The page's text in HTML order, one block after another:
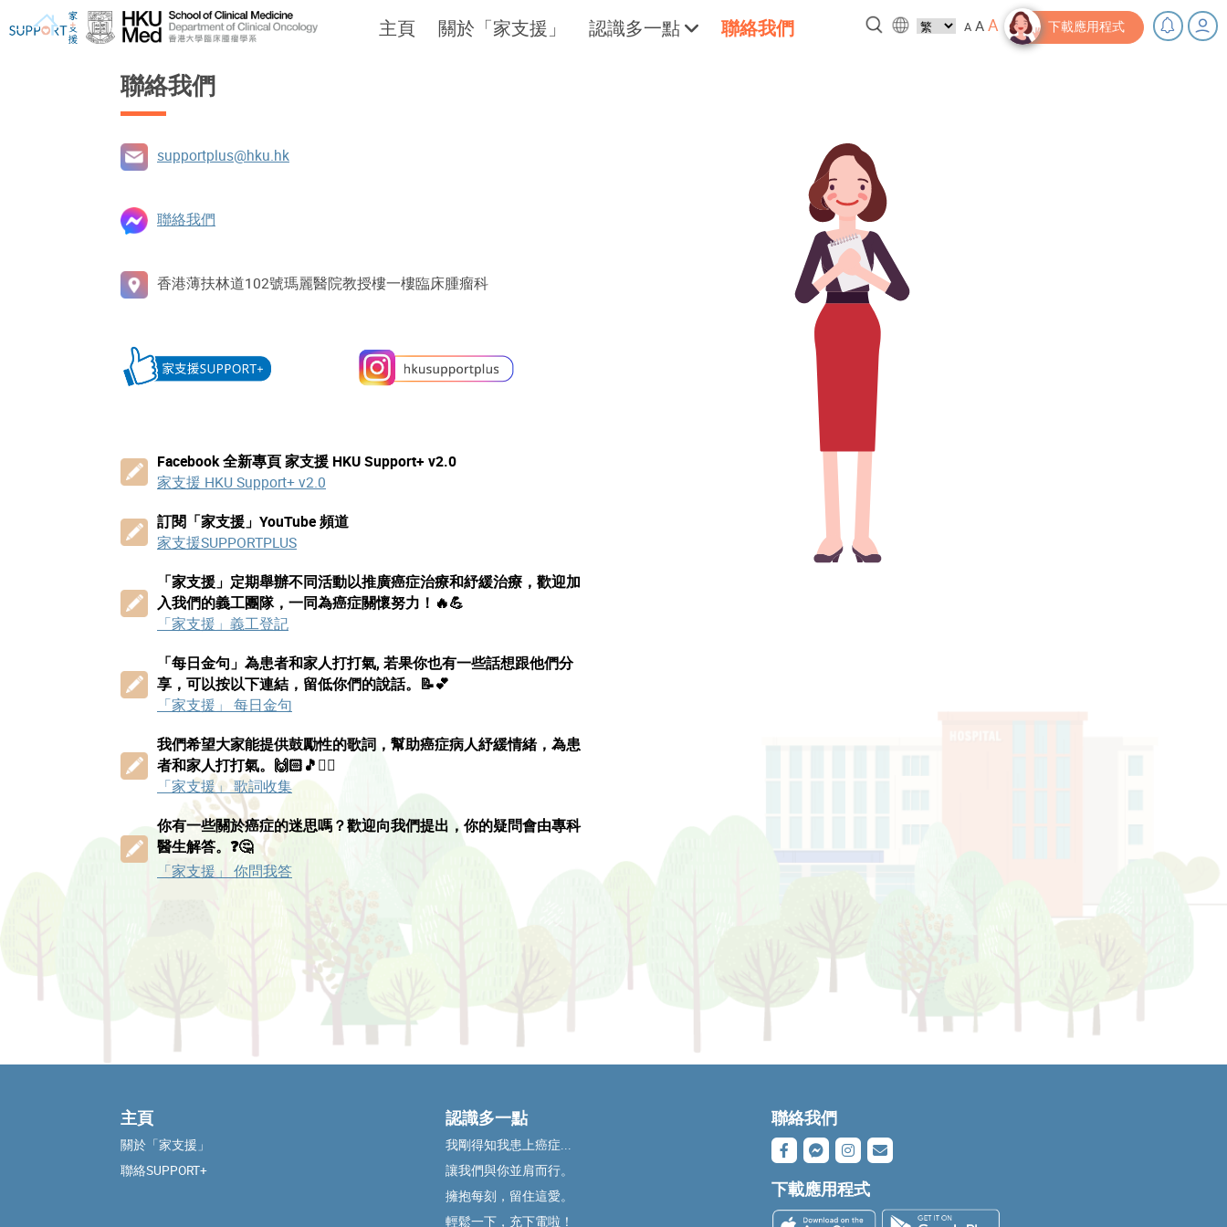
主頁 關於「家支援」 認識多一點
我剛得知我患上癌症... 輕鬆一下，充下電啦！
聯絡我們 A AA 下載應用程式
聯絡我們
supportplus@hku.hk
聯絡我們
香港薄扶林道102號瑪麗醫院教授樓一樓臨床腫瘤科
Facebook 全新專頁 家支援 HKU Support+ v2.0
家支援 HKU Support+ v2.0
訂閱「家支援」YouTube 頻道
家支援SUPPORTPLUS
「家支援」定期舉辦不同活動以推廣癌症治療和紓緩治療，歡迎加
入我們的義工團隊，一同為癌症關懷努力！🔥💪
「家支援」義工登記
「每日金句」為患者和家人打打氣, 若果你也有一些話想跟他們分
享，可以按以下連結，留低你們的說話。📝💕
「家支援」 每日金句
我們希望大家能提供鼓勵性的歌詞，幫助癌症病人紓緩情緒，為患
者和家人打打氣。🙌🏻🎵❤️‍🔥
「家支援」 歌詞收集
你有一些關於癌症的迷思嗎？歡迎向我們提出，你的疑問會由專科
醫生解答。❓🤔
「家支援」 你問我答
主頁
關於「家支援」
聯絡SUPPORT+
認識多一點
我剛得知我患上癌症...
讓我們與你並肩而行。
擁抱每刻，留住這愛。
輕鬆一下，充下電啦！
聯絡我們
下載應用程式